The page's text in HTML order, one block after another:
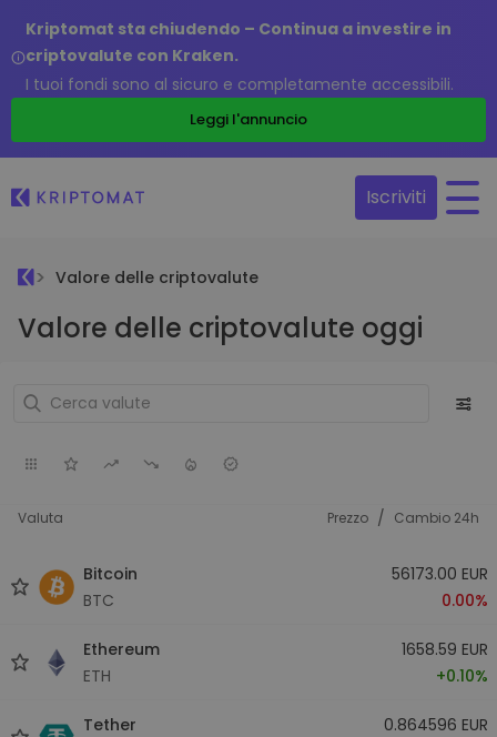
Kriptomat sta chiudendo – Continua a investire in
criptovalute con Kraken.
I tuoi fondi sono al sicuro e completamente accessibili.
Leggi l'annuncio
Iscriviti
Valore delle criptovalute
Valore delle criptovalute oggi
Valuta Prezzo / Cambio 24h
Bitcoin
BTC
56173.00 EUR
0.00%
Ethereum
ETH
1658.59 EUR
+0.10%
Tether
0.864596 EUR